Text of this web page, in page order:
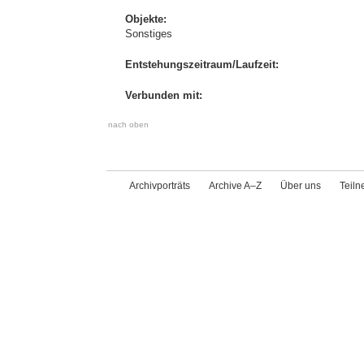
Objekte:
Sonstiges
Entstehungszeitraum/Laufzeit:
Verbunden mit:
nach oben
Archivporträts Archive A–Z Über uns